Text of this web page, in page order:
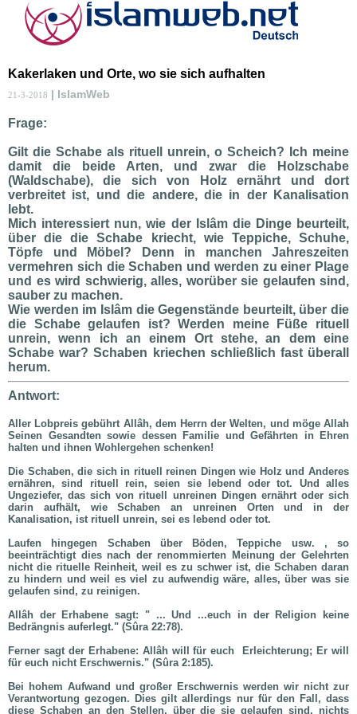
Kakerlaken und Orte, wo sie sich aufhalten
21-3-2018 | IslamWeb
Frage:
Gilt die Schabe als rituell unrein, o Scheich? Ich meine
damit die beide Arten, und zwar die Holzschabe
(Waldschabe), die sich von Holz ernährt und dort
verbreitet ist, und die andere, die in der Kanalisation
lebt.
Mich interessiert nun, wie der Islâm die Dinge beurteilt,
über die die Schabe kriecht, wie Teppiche, Schuhe,
Töpfe und Möbel? Denn in manchen Jahreszeiten
vermehren sich die Schaben und werden zu einer Plage
und es wird schwierig, alles, worüber sie gelaufen sind,
sauber zu machen.
Wie werden im Islâm die Gegenstände beurteilt, über die
die Schabe gelaufen ist? Werden meine Füße rituell
unrein, wenn ich an einem Ort stehe, an dem eine
Schabe war? Schaben kriechen schließlich fast überall
herum.
Antwort:
Aller Lobpreis gebührt Allâh, dem Herrn der Welten, und möge Allah
Seinen Gesandten sowie dessen Familie und Gefährten in Ehren
halten und ihnen Wohlergehen schenken!
Die Schaben, die sich in rituell reinen Dingen wie Holz und Anderes
ernähren, sind rituell rein, seien sie lebend oder tot. Und alles
Ungeziefer, das sich von rituell unreinen Dingen ernährt oder sich
darin aufhält, wie Schaben an unreinen Orten und in der
Kanalisation, ist rituell unrein, sei es lebend oder tot.
Laufen hingegen Schaben über Böden, Teppiche usw. , so
beeinträchtigt dies nach der renommierten Meinung der Gelehrten
nicht die rituelle Reinheit, weil es zu schwer ist, die Schaben daran
zu hindern und weil es viel zu aufwendig wäre, alles, über was sie
gelaufen sind, zu reinigen.
Allâh der Erhabene sagt: " ...Und ...euch in der Religion keine
Bedrängnis auferlegt." (Sûra 22:78).
Ferner sagt der Erhabene: Allâh will für euch
Erleichterung; Er will
für euch nicht Erschwernis." (Sûra 2:185).
Bei hohem Aufwand und großer Erschwernis werden wir nicht zur
Verantwortung gezogen. Dies gilt allerdings nur für den Fall, dass
diese Schaben an den Stellen, über die sie gelaufen sind, nichts